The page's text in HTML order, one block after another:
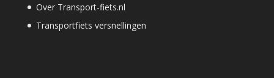
Over Transport-fiets.nl
Transportfiets versnellingen